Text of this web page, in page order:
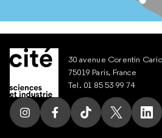
30 avenue Corentin
75019 Paris, France
Tel. 01 85 53 99 74
Suivez nous sur Instagram
Suivez nous sur
Suivez nous sur
Suivez